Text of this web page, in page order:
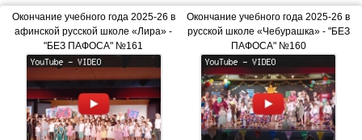
Окончание учебного года 2025-26 в
афинской русской школе «Лира» -
"БЕЗ ПАФОСА" №161
Окончание учебного года 2025-26 в
русской школе «Чебурашка» - "БЕЗ
ПАФОСА" №160